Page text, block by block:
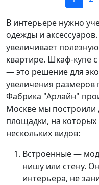
В интерьере нужно
одежды и
увеличивает
квартире. Шкаф-купе
— это решение для
увеличения
Фабрика "Арлайн"
Москве мы построили
площадки, на
нескольких видов:
Встроенные —
нишу или стену.
интерьера, не